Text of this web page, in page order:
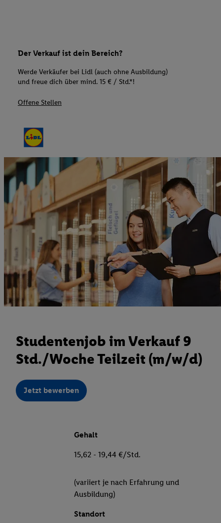
Der Verkauf ist dein Bereich?
Werde Verkäufer bei Lidl (auch ohne Ausbildung)
und freue dich über mind. 15 € / Std.*!
Offene Stellen
Studentenjob im Verkauf 9
Std./Woche Teilzeit (m/w/d)
Jetzt bewerben
Gehalt
15,62 - 19,44 €/Std.
(variiert je nach Erfahrung und
Ausbildung)
Standort